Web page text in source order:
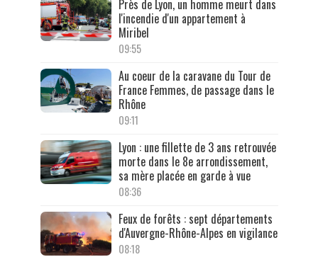
Près de Lyon, un homme meurt dans
l'incendie d'un appartement à
Miribel
09:55
Au coeur de la caravane du Tour de
France Femmes, de passage dans le
Rhône
09:11
Lyon : une fillette de 3 ans retrouvée
morte dans le 8e arrondissement,
sa mère placée en garde à vue
08:36
Feux de forêts : sept départements
d'Auvergne-Rhône-Alpes en vigilance
08:18